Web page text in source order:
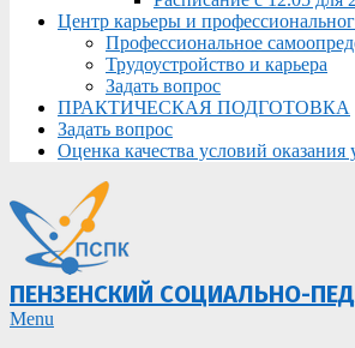
Центр карьеры и
Профессиональное
Трудоустройство и карьера
Задать вопрос
ПРАКТИЧЕСКАЯ ПОДГОТОВКА
Задать вопрос
Оценка качества условий оказания
ПЕНЗЕНСКИЙ СОЦИАЛЬНО-
Primary
Menu